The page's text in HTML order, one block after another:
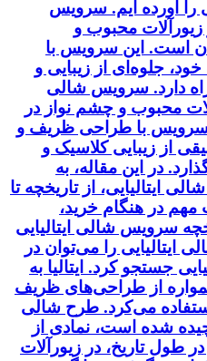
را آورده ایم. سرویس
زیورآلات محبوب و
است. این سرویس با
جلوه‌ای از زیبایی و
دارد. سرویس شالی
محبوب و چشم نواز در
سرویس با طراحی ظریف و
از زیبایی کلاسیک و
در این مقاله، به
ایتالیایی، از تاریخچه تا
مهم در هنگام خرید،
سرویس شالی ایتالیایی
را می‌توان در
جستجو کرد. ایتالیا به
از طراحی‌های ظریف
می‌کرد. طرح شالی
شده است، نمادی از
طول تاریخ، در زیورآلات